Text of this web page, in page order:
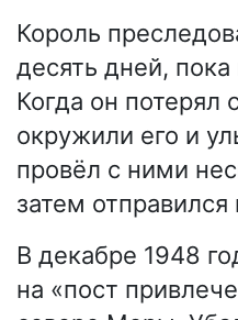
Король
десять дней,
Когда он потерял
окружили его и
провёл с ними
затем
В декабре 1948
на «пост